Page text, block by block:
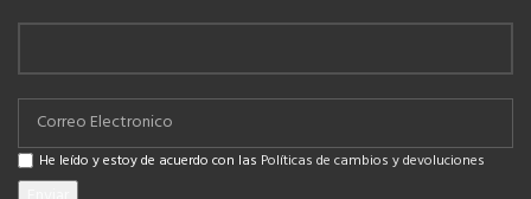
He leído y estoy de acuerdo con las Políticas de cambios y devoluciones